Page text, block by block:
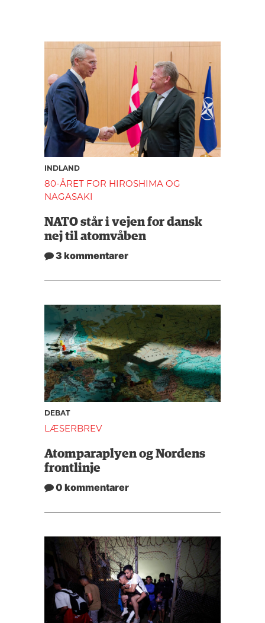
INDLAND
80-ÅRET FOR HIROSHIMA OG
NAGASAKI
NATO står i vejen for dansk
nej til atomvåben
3 kommentarer
DEBAT
LÆSERBREV
Atomparaplyen og Nordens
frontlinje
0 kommentarer